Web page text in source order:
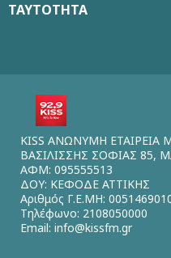
ΤΑΥΤΟΤΗΤΑ
KISS ΑΝΩΝΥΜΗ
ΒΑΣΙΛΙΣΣΗΣ ΣΟΦΙΑΣ 85,
ΑΦΜ: 095555513
ΔΟΥ: ΚΕΦΟΔΕ ΑΤΤΙΚΗΣ
Αριθμός Γ.Ε.ΜΗ:
Τηλέφωνο: 2108050000
Email: info@kissfm.gr